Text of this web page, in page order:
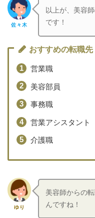
佐々木
以上が、美容
です！
おすすめの転職先
営業職
美容部員
事務職
営業アシスタント
介護職
ゆり
美容師からの
んですね！